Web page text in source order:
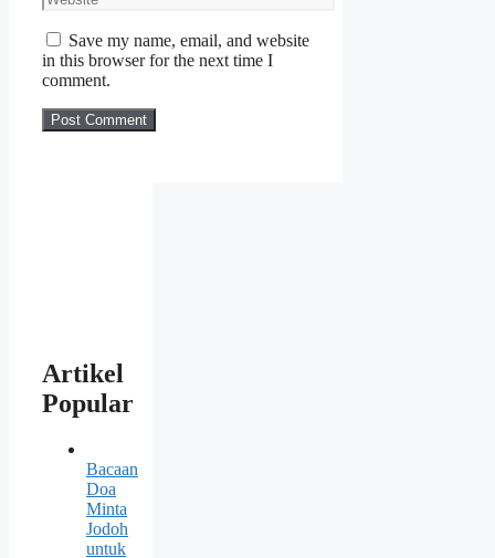
Save my name, email, and website
in this browser for the next time I
comment.
Artikel
Popular
Bacaan
Doa
Minta
Jodoh
untuk